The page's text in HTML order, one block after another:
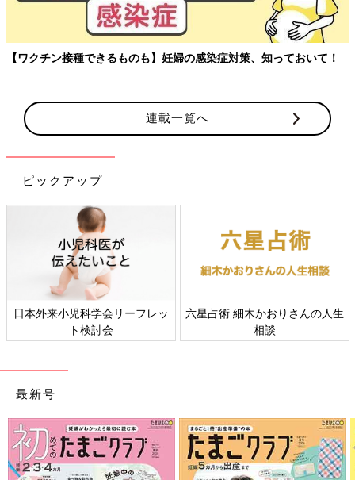
【ワクチン接種できるものも】妊婦の感染症対策、知っておいて！
連載一覧へ
ピックアップ
日本外来小児科学会リーフレッ
ト検討会
六星占術 細木かおりさんの人生
相談
最新号